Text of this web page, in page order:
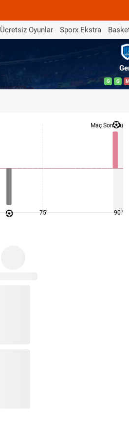
Ücretsiz Oyunlar Sporx Ekstra
G G M
75'
Maç Sonucu
90 '